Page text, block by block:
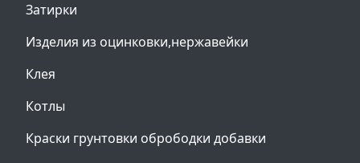
Затирки
Изделия из оцинковки,нержавейки
Клея
Котлы
Краски грунтовки обрободки добавки